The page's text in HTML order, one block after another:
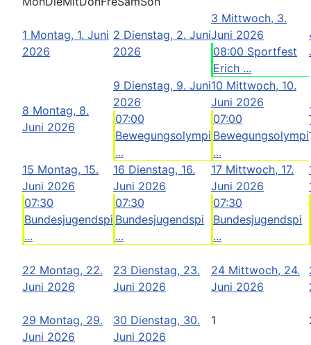
1 Montag, 1. Juni
2026
2 Dienstag, 2. Juni
2026
3 Mittwoch, 3.
Juni 2026
08:00 Sportfest
Erich ...
8 Montag, 8.
Juni 2026
9 Dienstag, 9. Juni
2026
07:00
Bewegungsolympi
...
10 Mittwoch, 10.
Juni 2026
07:00
Bewegungsolympi
...
15 Montag, 15.
Juni 2026
07:30
Bundesjugendspi
...
16 Dienstag, 16.
Juni 2026
07:30
Bundesjugendspi
...
17 Mittwoch, 17.
Juni 2026
07:30
Bundesjugendspi
...
22 Montag, 22.
Juni 2026
23 Dienstag, 23.
Juni 2026
24 Mittwoch, 24.
Juni 2026
29 Montag, 29.
Juni 2026
30 Dienstag, 30.
Juni 2026
1